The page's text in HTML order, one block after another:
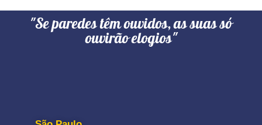
"Se paredes têm ouvidos, as suas só
ouvirão elogios"